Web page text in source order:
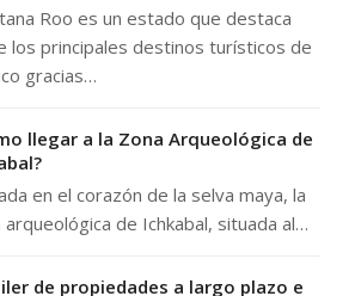
Roo es un estado que destaca
los principales destinos turísticos de
gracias…
llegar a la Zona Arqueológica de
en el corazón de la selva maya, la
arqueológica de Ichkabal, situada al…
de propiedades a largo plazo e